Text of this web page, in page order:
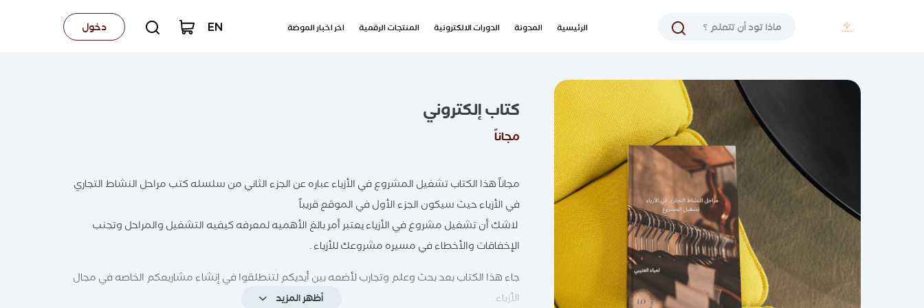
الرئيسية المدونة الدورات الالكترونية المنتجات الرقمية اخر اخبار الموضة EN دخول
كتاب إلكتروني
مجاناً
مجاناً هذا الكتاب تشغيل المشروع في الأزياء عباره عن الجزء الثاني من سلسله كتب مراحل النشاط التجاري
في الأزياء حيث سيكون الجزء الأول في الموقع قريباً
لاشك أن تشغيل مشروع في الأزياء يعتبر أمر بالغ الأهميه لمعرفه كيفيه التشغيل والمراحل وتجنب
الإخفاقات والأخطاء في مسيره مشروعك للأزياء .
جاء هذا الكتاب بعد بحث وعلم وتجارب لأضعه بين أيديكم لتنطلقوا في إنشاء مشاريعكم الخاصه في مجال
الأزياء .
أظهر المزيد